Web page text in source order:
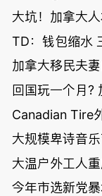
大坑！加拿大
TD：钱包缩水
加拿大移民夫
回国玩一个月?
Canadian Tire
大规模卑诗音
大温户外工人
今年市选新党